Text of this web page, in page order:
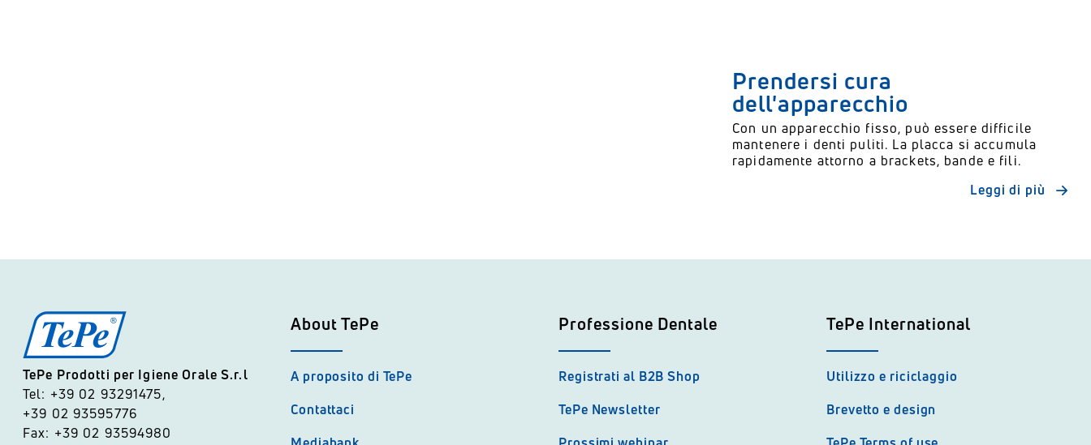
Prendersi cura
dell'apparecchio
Con un apparecchio fisso, può essere difficile
mantenere i denti puliti. La placca si accumula
rapidamente attorno a brackets, bande e fili.
Leggi di più
TePe Prodotti per Igiene Orale S.r.l
Tel: +39 02 93291475,
+39 02 93595776
Fax: +39 02 93594980
About TePe
A proposito di TePe
Contattaci
Professione Dentale
Registrati al B2B Shop
TePe Newsletter
TePe International
Utilizzo e riciclaggio
Brevetto e design